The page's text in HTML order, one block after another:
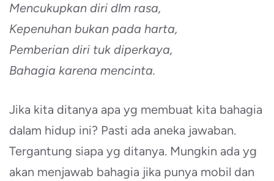
Mencukupkan diri dlm rasa,
Kepenuhan bukan pada harta,
Pemberian diri tuk diperkaya,
Bahagia karena mencinta.
Jika kita ditanya apa yg membuat kita bahagia
dalam hidup ini? Pasti ada aneka jawaban.
Tergantung siapa yg ditanya. Mungkin ada yg
akan menjawab bahagia jika punya mobil dan